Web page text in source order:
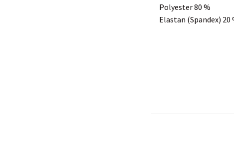
Polyester 80 %
Elastan (Spandex) 20